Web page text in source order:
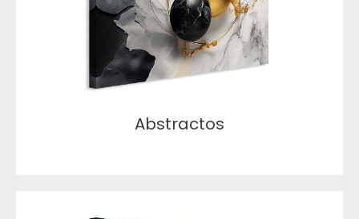
Abstractos